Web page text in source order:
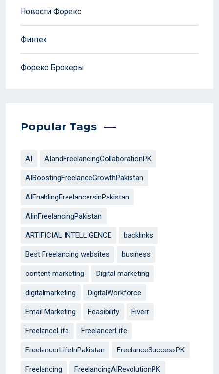
Новости Форекс
Финтех
Форекс Брокеры
Popular Tags
AI AIandFreelancingCollaborationPK
AIBoostingFreelanceGrowthPakistan
AIEnablingFreelancersinPakistan
AIinFreelancingPakistan
ARTIFICIAL INTELLIGENCE backlinks
Best Freelancing websites business
content marketing Digital marketing
digitalmarketing DigitalWorkforce
Email Marketing Feasibility Fiverr
FreelanceLife FreelancerLife
FreelancerLifeInPakistan FreelanceSuccessPK
Freelancing FreelancingAIRevolutionPK